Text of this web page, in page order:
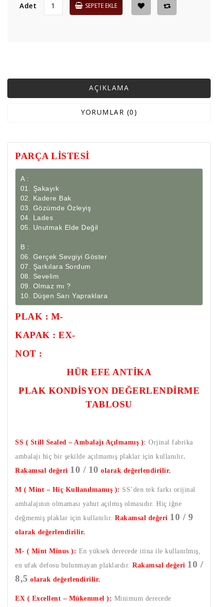
Adet SEPETE EKLE
AÇIKLAMA
YORUMLAR (0)
PARÇA LİSTESİ
A :
01. Şakayık
02. Kadere Bak
03. Gözümde Özleyiş
04. Lades
05. Unutmak Elde Değil
B :
06. Gerçek Sevgiyi Göster
07. Şarkılara Sordum
08. Sevelim
09. Olmaz mı ?
10. Düşen Sarı Yapraklara
PLAK : M-
KAPAK : EX-
NOT :
HÜR EFE ANTİKA
PLAK KONDİSYON DEĞERLENDİRME
TABLOSU
SS ( Still Sealed – Ambalajı Açılmamış ): Orjinal fabrika
ambalajı hiç bir şekilde açılmamış plaklar için kullanılır.
Rakamsal değeri 10 / 10 olarak değerlendirilir.
M ( Mint – Hiç Kullanılmamış ): SS’den tek farkı orijinal
ambalajının olmaması yahut açılmış olmasıdır. Hiç iğne
değmemiş plaklar için kullanılır. Rakamsal değeri 10 / 9
olarak değerlendirilir.
M- ( Mint Minus ): En yüksek derecede itina ile kullanılmış,
en ufak defosu bulunmayan plaklardır. Rakamsal değeri 10 /
8,5 olarak değerlendirilir.
EX ( Excellent – Mükemmel ): Minimum derecede